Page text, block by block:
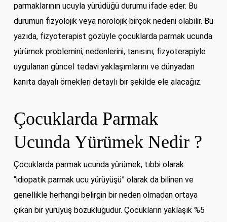
parmaklarının ucuyla yürüdüğü durumu ifade eder. Bu
durumun fizyolojik veya nörolojik birçok nedeni olabilir. Bu
yazıda, fizyoterapist gözüyle çocuklarda parmak ucunda
yürümek problemini, nedenlerini, tanısını, fizyoterapiyle
uygulanan güncel tedavi yaklaşımlarını ve dünyadan
kanıta dayalı örnekleri detaylı bir şekilde ele alacağız.
Çocuklarda Parmak
Ucunda Yürümek Nedir ?
Çocuklarda parmak ucunda yürümek, tıbbi olarak
“idiopatik parmak ucu yürüyüşü” olarak da bilinen ve
genellikle herhangi belirgin bir neden olmadan ortaya
çıkan bir yürüyüş bozukluğudur. Çocukların yaklaşık %5